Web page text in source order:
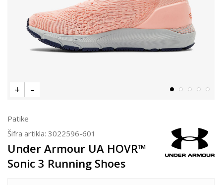
Patike
Šifra artikla: 3022596-601
Under Armour UA HOVR™
Sonic 3 Running Shoes